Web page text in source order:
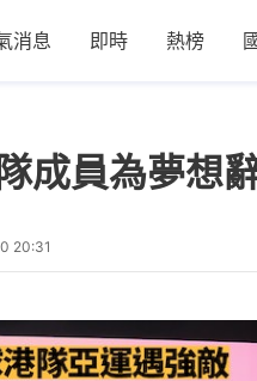
消息 即時 熱榜
成員為夢
20:31